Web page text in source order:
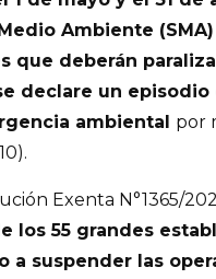
Ambiente
que deberán
declare un
ambiental por
Exenta N°1365/
los 55 grandes
a suspender las